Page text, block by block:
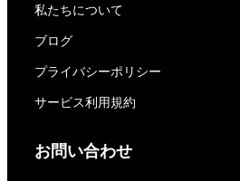
私たちについて
ブログ
プライバシーポリシー
サービス利用規約
お問い合わせ